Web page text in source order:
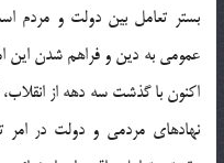
بستر تعامل بين دولت و مردم
عمومى به دين و فراهم شدن اين
اكنون با گذشت سه دهه از
نهادهاى مردمى و دولت در